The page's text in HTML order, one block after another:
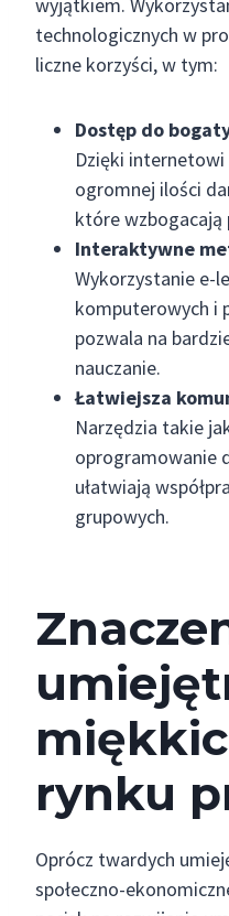
technologicznych w
liczne korzyści, w tym:
Dostęp do
Dzięki
ogromnej ilości
które wzbogacają
Interaktywne
Wykorzystanie e-
komputerowych i
pozwala na
nauczanie.
Łatwiejsza
Narzędzia takie
oprogramowanie
ułatwiają
grupowych.
rynku
Oprócz twardych
społeczno-